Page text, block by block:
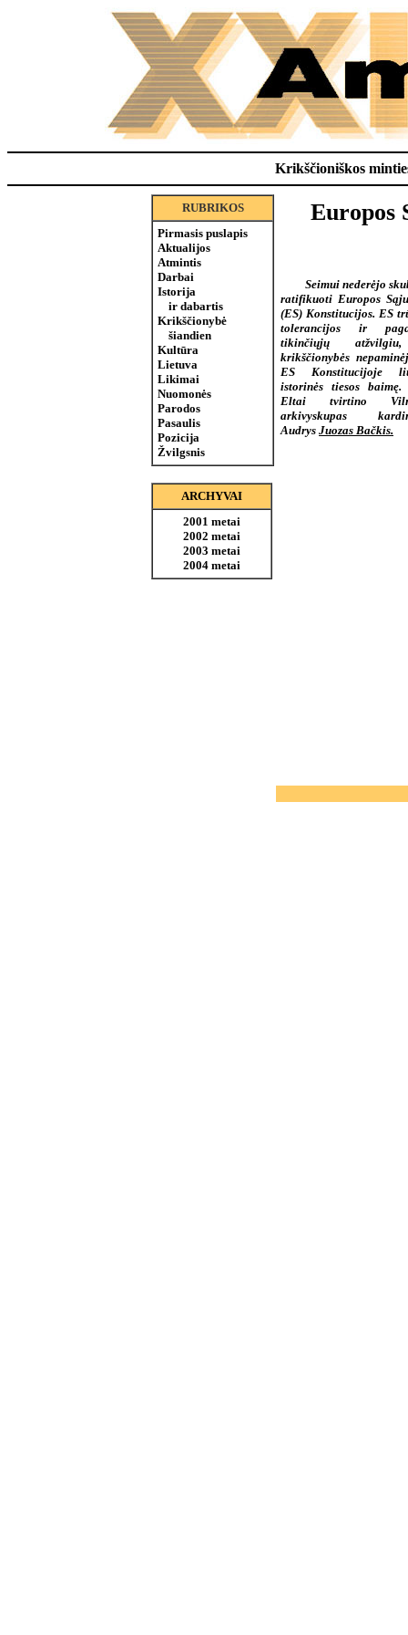
Krikščioniškos
RUBRIKOS
Pirmasis puslapis
Aktualijos
Atmintis
Darbai
Istorija
ir dabartis
Krikščionybė
šiandien
Kultūra
Lietuva
Likimai
Nuomonės
Parodos
Pasaulis
Pozicija
Žvilgsnis
ARCHYVAI
2001 metai
2002 metai
2003 metai
2004 metai
Europos
Seimui nederėjo
ratifikuoti Europos
(ES) Konstitucijos. ES
tolerancijos ir
tikinčiųjų
krikščionybės
ES Konstitucijoje
istorinės tiesos baimę.
Eltai tvirtino
arkivyskupas
Audrys Juozas Bačkis.